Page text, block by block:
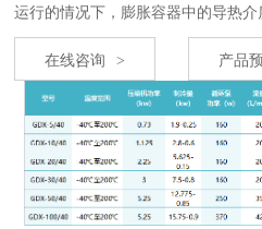
运行的情况下，膨胀容器中的导热
在线咨询 > 产品